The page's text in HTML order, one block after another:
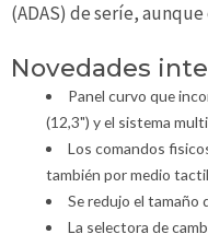
(ADAS) de seríe,
Novedades
Panel curvo que
(12,3") y el sistema
Los comandos
también por medio
Se redujo el tamaño
La selectora de